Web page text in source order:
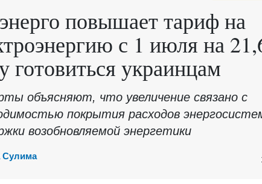
повышает тариф на
с 1 июля на
готовиться украинцам
объясняют, что увеличение связано с
покрытия расходов
возобновляемой энергетики
Сулима